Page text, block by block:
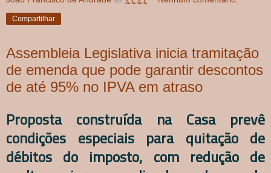
Compartilhar
Assembleia Legislativa inicia tramitação
de emenda que pode garantir descontos
de até 95% no IPVA em atraso
Proposta construída na Casa prevê
condições especiais para quitação de
débitos do imposto, com redução de